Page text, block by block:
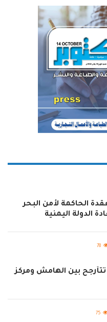
الحاكمة لأمن البحر
الدولة اليمنية
78
تتأرجح بين الهامش ومركز
75